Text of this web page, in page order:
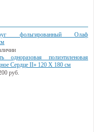
фольгированный Олаф
одноразовая полиэтиленовая
Сердце II» 120 Х 180 см
руб.